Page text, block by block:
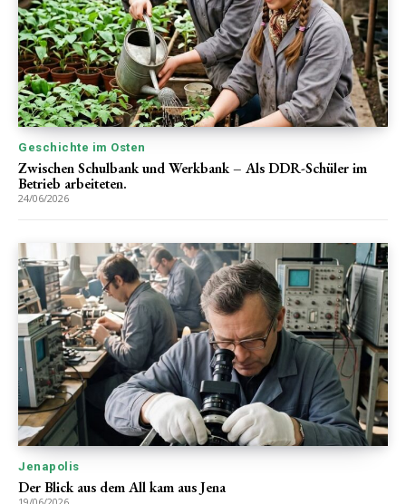
Geschichte im Osten
Zwischen Schulbank und Werkbank – Als DDR-Schüler im
Betrieb arbeiteten.
24/06/2026
Jenapolis
Der Blick aus dem All kam aus Jena